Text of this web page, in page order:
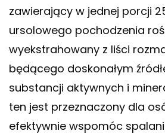
zawierający w jednej porcji
ursolowego pochodzenia
wyekstrahowany z liści
będącego doskonałym
substancji aktywnych i
ten jest przeznaczony dla
efektywnie wspomóc